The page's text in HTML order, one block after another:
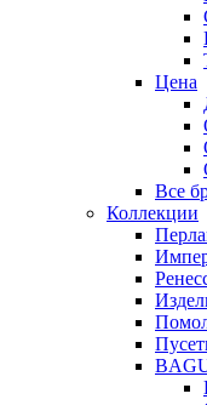
Цена
Все
Коллекции